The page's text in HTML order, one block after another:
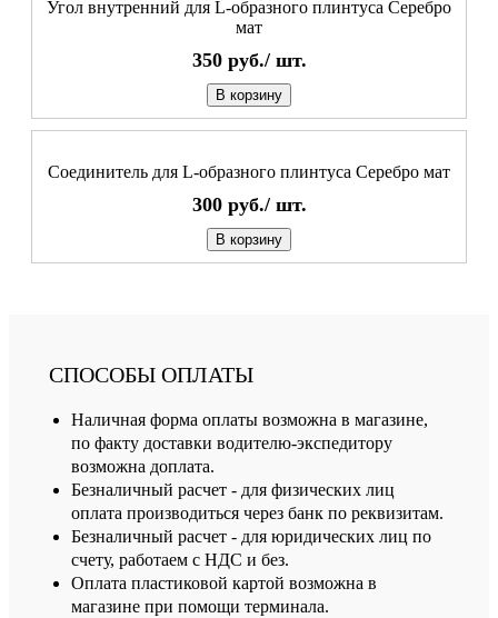
Угол внутренний для L-образного плинтуса Серебро
мат
350 руб./ шт.
В корзину
Соединитель для L-образного плинтуса Серебро мат
300 руб./ шт.
В корзину
СПОСОБЫ ОПЛАТЫ
Наличная форма оплаты возможна в магазине,
по факту доставки водителю-экспедитору
возможна доплата.
Безналичный расчет - для физических лиц
оплата производиться через банк по реквизитам.
Безналичный расчет - для юридических лиц по
счету, работаем с НДС и без.
Оплата пластиковой картой возможна в
магазине при помощи терминала.